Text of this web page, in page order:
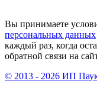
Вы принимаете
персональных данных
каждый раз, когда
обратной связи на
© 2013 - 2026 ИП